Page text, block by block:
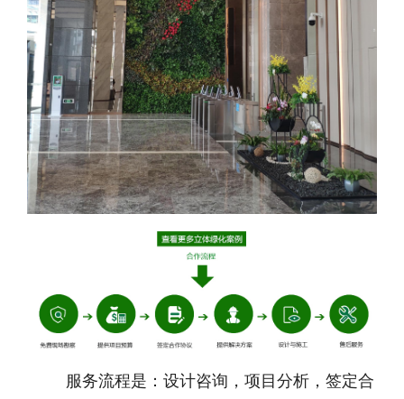
服务流程是：设计咨询，项目分析，签定合